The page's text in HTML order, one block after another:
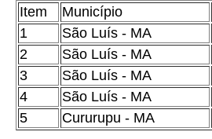
Item
Município
1
São Luís - MA
2
São Luís - MA
3
São Luís - MA
4
São Luís - MA
5
Cururupu - MA